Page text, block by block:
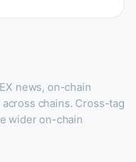
news, on-chain
chains. Cross-tag
wider on-chain